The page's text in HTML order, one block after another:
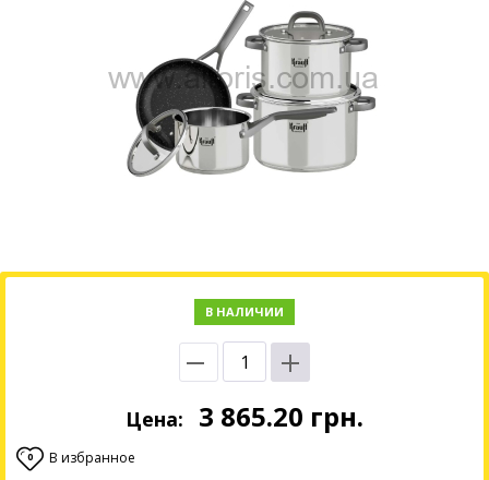
В НАЛИЧИИ
Цена: 3 865.20 грн.
0 В избранное